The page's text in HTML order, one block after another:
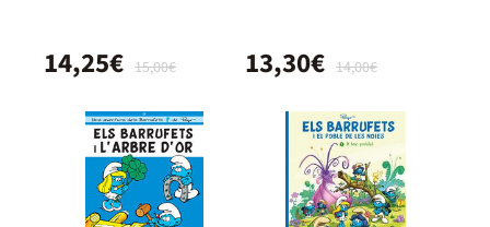
15,00€
14,25€ 14,00€
13,30€